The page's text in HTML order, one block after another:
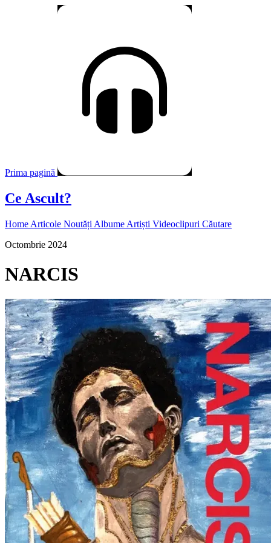
Prima pagină
Ce Ascult?
Home Articole Noutăți Albume Artiști Videoclipuri Căutare
Octombrie 2024
NARCIS
Pagina externă
Pagina externă
Pagina externă
Pagina externă
Pagina externă
MMaximilian
Videoclipuri